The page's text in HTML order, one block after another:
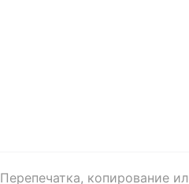
Перепечатка, копирование